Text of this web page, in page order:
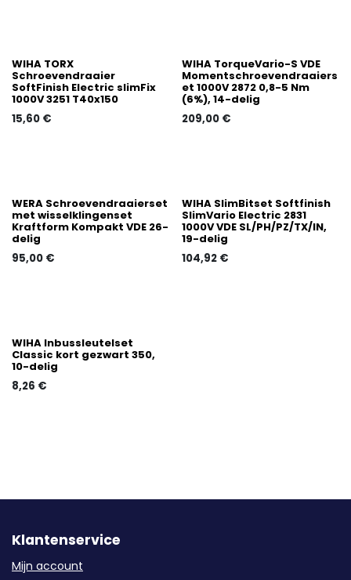
WIHA TORX
Schroevendraaier
SoftFinish Electric slimFix
1000V 3251 T40x150
15,60 €
WIHA TorqueVario-S VDE
Momentschroevendraaiers
et 1000V 2872 0,8-5 Nm
(6%), 14-delig
209,00€
WERA Schroevendraaierset
met wisselklingenset
Kraftform Kompakt VDE 26-
delig
95,00 €
WIHA SlimBitset Softfinish
SlimVario Electric 2831
1000V VDE SL/PH/PZ/TX/IN,
19-delig
104,92€
WIHA Inbussleutelset
Classic kort gezwart 350,
10-delig
8,26 €
Klantenservice
Mijn account